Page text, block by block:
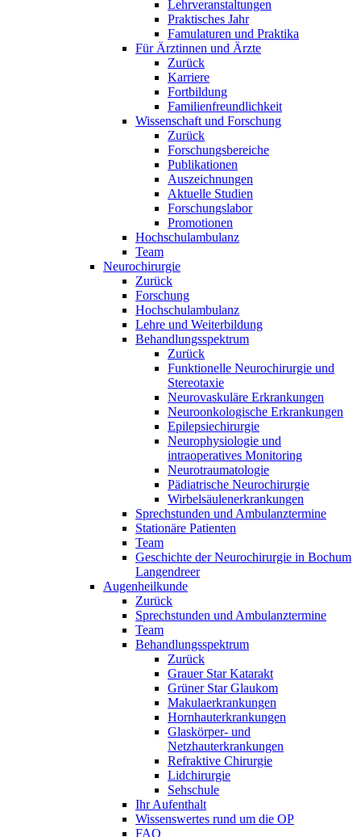
Lehrveranstaltungen
Praktisches Jahr
Famulaturen und Praktika
Für Ärztinnen und Ärzte
Zurück
Karriere
Fortbildung
Familienfreundlichkeit
Wissenschaft und Forschung
Zurück
Forschungsbereiche
Publikationen
Auszeichnungen
Aktuelle Studien
Forschungslabor
Promotionen
Hochschulambulanz
Team
Neurochirurgie
Zurück
Forschung
Hochschulambulanz
Lehre und Weiterbildung
Behandlungsspektrum
Zurück
Funktionelle Neurochirurgie und
Stereotaxie
Neurovaskuläre Erkrankungen
Neuroonkologische Erkrankungen
Epilepsiechirurgie
Neurophysiologie und
intraoperatives Monitoring
Neurotraumatologie
Pädiatrische Neurochirurgie
Wirbelsäulenerkrankungen
Sprechstunden und Ambulanztermine
Stationäre Patienten
Team
Geschichte der Neurochirurgie in Bochum
Langendreer
Augenheilkunde
Zurück
Sprechstunden und Ambulanztermine
Team
Behandlungsspektrum
Zurück
Grauer Star Katarakt
Grüner Star Glaukom
Makulaerkrankungen
Hornhauterkrankungen
Glaskörper- und
Netzhauterkrankungen
Refraktive Chirurgie
Lidchirurgie
Sehschule
Ihr Aufenthalt
Wissenswertes rund um die OP
FAQ